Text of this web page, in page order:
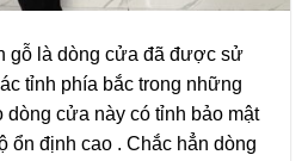
gỗ là dòng cửa đã được sử
tỉnh phía bắc trong những
dòng cửa này có tỉnh bảo mật
ổn định cao . Chắc hẳn dòng